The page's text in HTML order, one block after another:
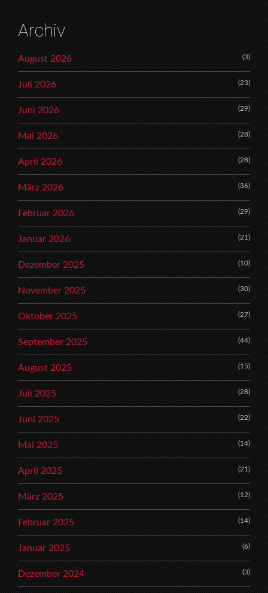
Archiv
August 2026 (3)
Juli 2026 (23)
Juni 2026 (29)
Mai 2026 (28)
April 2026 (28)
März 2026 (36)
Februar 2026 (29)
Januar 2026 (21)
Dezember 2025 (10)
November 2025 (30)
Oktober 2025 (27)
September 2025 (44)
August 2025 (15)
Juli 2025 (28)
Juni 2025 (22)
Mai 2025 (14)
April 2025 (21)
März 2025 (12)
Februar 2025 (14)
Januar 2025 (6)
Dezember 2024 (3)